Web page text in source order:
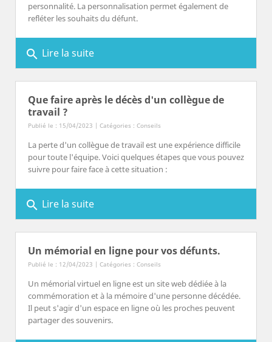
personnalité. La personnalisation permet également de
refléter les souhaits du défunt.
search Lire la suite
Que faire après le décès d'un collègue de
travail ?
Publié le : 15/04/2023 | Catégories : Conseils
La perte d'un collègue de travail est une expérience difficile
pour toute l'équipe. Voici quelques étapes que vous pouvez
suivre pour faire face à cette situation :
search Lire la suite
Un mémorial en ligne pour vos défunts.
Publié le : 12/04/2023 | Catégories : Conseils
Un mémorial virtuel en ligne est un site web dédiée à la
commémoration et à la mémoire d'une personne décédée.
Il peut s'agir d'un espace en ligne où les proches peuvent
partager des souvenirs.